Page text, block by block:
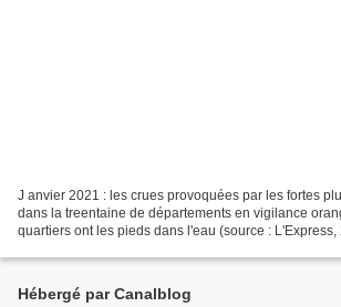
J anvier 2021 : les crues provoquées par les fortes
dans la treentaine de départements en vigilance
quartiers ont les pieds dans l'eau (source : L'Express,
Hébergé par Canalblog